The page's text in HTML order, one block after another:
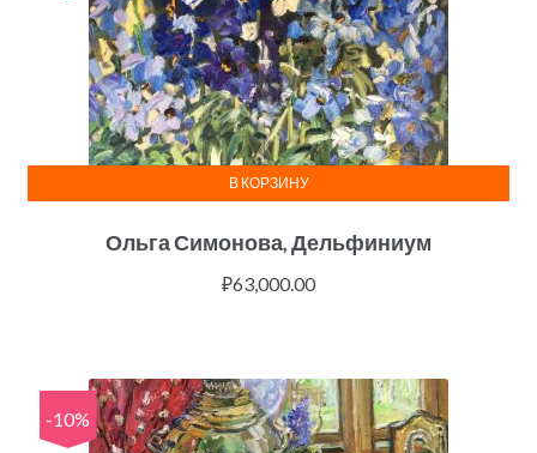
Ольга Симонова, Дельфиниум
₽63,000.00
В КОРЗИНУ
-10%